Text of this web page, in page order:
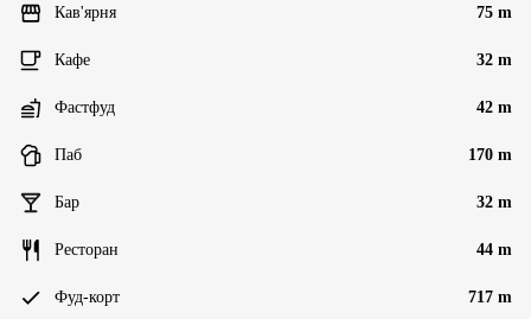
Кав'ярня 75 m
Кафе 32 m
Фастфуд 42 m
Паб 170 m
Бар 32 m
Ресторан 44 m
Фуд-корт 717 m